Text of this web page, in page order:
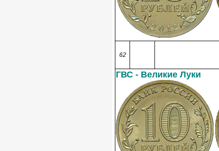
62
ГВС - Великие Луки